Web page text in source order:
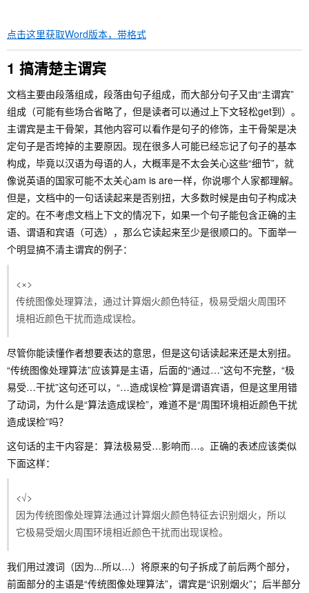
点击这里获取Word版本，带格式
1 搞清楚主谓宾
文档主要由段落组成，段落由句子组成，而大部分句子又由“主谓宾”
组成（可能有些场合省略了，但是读者可以通过上下文轻松get到）。
主谓宾是主干骨架，其他内容可以看作是句子的修饰，主干骨架是决
定句子是否垮掉的主要原因。现在很多人可能已经忘记了句子的基本
构成，毕竟以汉语为母语的人，大概率是不太会关心这些“细节”，就
像说英语的国家可能不太关心am is are一样，你说哪个人家都理解。
但是，文档中的一句话读起来是否别扭，大多数时候是由句子构成决
定的。在不考虑文档上下文的情况下，如果一个句子能包含正确的主
语、谓语和宾语（可选），那么它读起来至少是很顺口的。下面举一
个明显搞不清主谓宾的例子：
<×>
传统图像处理算法，通过计算烟火颜色特征，极易受烟火周围环
境相近颜色干扰而造成误检。
尽管你能读懂作者想要表达的意思，但是这句话读起来还是太别扭。
“传统图像处理算法”应该算是主语，后面的“通过…”这句不完整，“极
易受…干扰”这句还可以，“…造成误检”算是谓语宾语，但是这里用错
了动词，为什么是“算法造成误检”，难道不是“周围环境相近颜色干扰
造成误检”吗？
这句话的主干内容是：算法极易受…影响而…。正确的表述应该类似
下面这样：
<√>
因为传统图像处理算法通过计算烟火颜色特征去识别烟火，所以
它极易受烟火周围环境相近颜色干扰而出现误检。
我们用过渡词（因为...所以…）将原来的句子拆成了前后两个部分，
前面部分的主语是“传统图像处理算法”，谓宾是“识别烟火”；后半部分